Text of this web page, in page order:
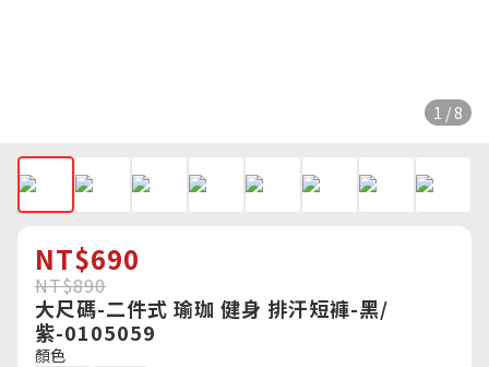
1 / 8
NT$690
NT$890
大尺碼-二件式 瑜珈 健身 排汗短褲-黑/
紫-0105059
顏色